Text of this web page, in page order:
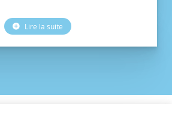
Lire la suite